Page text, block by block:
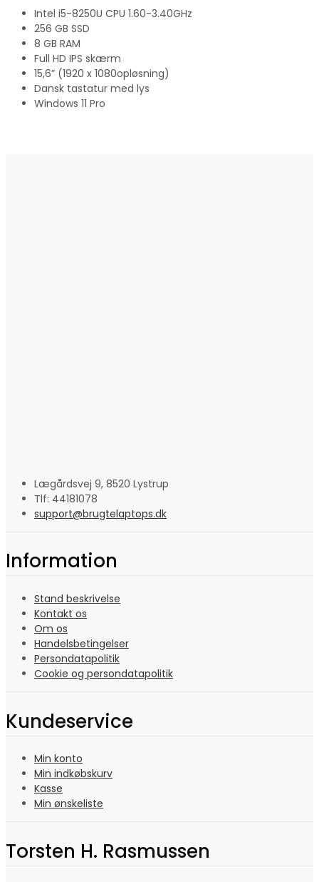
Intel i5-8250U CPU 1.60-3.40GHz
256 GB SSD
8 GB RAM
Full HD IPS skærm
15,6” (1920 x 1080opløsning)
Dansk tastatur med lys
Windows 11 Pro
Lægårdsvej 9, 8520 Lystrup
Tlf: 44181078
support@brugtelaptops.dk
Information
Stand beskrivelse
Kontakt os
Om os
Handelsbetingelser
Persondatapolitik
Cookie og persondatapolitik
Kundeservice
Min konto
Min indkøbskurv
Kasse
Min ønskeliste
Torsten H. Rasmussen